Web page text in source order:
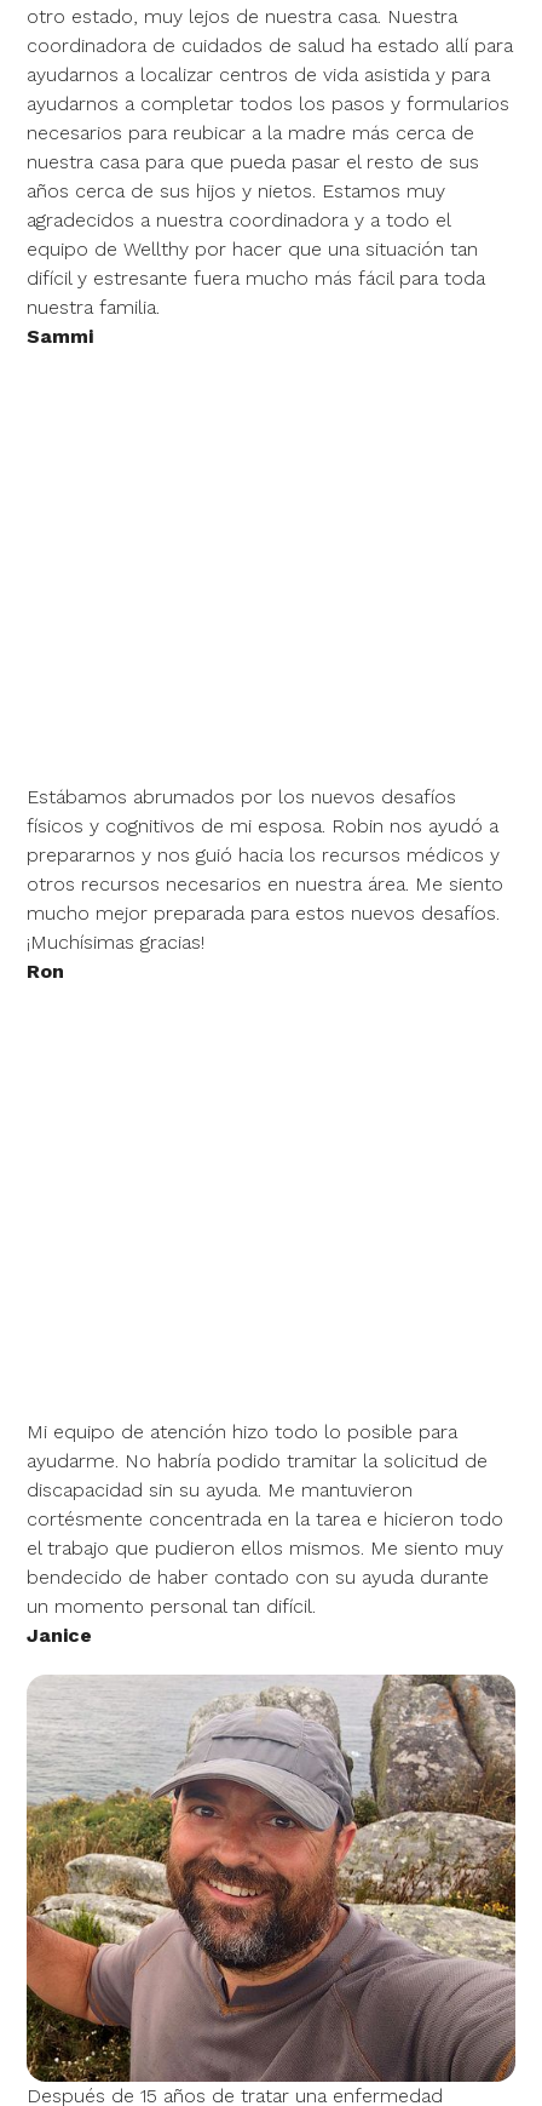
otro estado, muy lejos de nuestra casa. Nuestra
coordinadora de cuidados de salud ha estado allí para
ayudarnos a localizar centros de vida asistida y para
ayudarnos a completar todos los pasos y formularios
necesarios para reubicar a la madre más cerca de
nuestra casa para que pueda pasar el resto de sus
años cerca de sus hijos y nietos. Estamos muy
agradecidos a nuestra coordinadora y a todo el
equipo de Wellthy por hacer que una situación tan
difícil y estresante fuera mucho más fácil para toda
nuestra familia.
Sammi
Estábamos abrumados por los nuevos desafíos
físicos y cognitivos de mi esposa. Robin nos ayudó a
prepararnos y nos guió hacia los recursos médicos y
otros recursos necesarios en nuestra área. Me siento
mucho mejor preparada para estos nuevos desafíos.
¡Muchísimas gracias!
Ron
Mi equipo de atención hizo todo lo posible para
ayudarme. No habría podido tramitar la solicitud de
discapacidad sin su ayuda. Me mantuvieron
cortésmente concentrada en la tarea e hicieron todo
el trabajo que pudieron ellos mismos. Me siento muy
bendecido de haber contado con su ayuda durante
un momento personal tan difícil.
Janice
Después de 15 años de tratar una enfermedad